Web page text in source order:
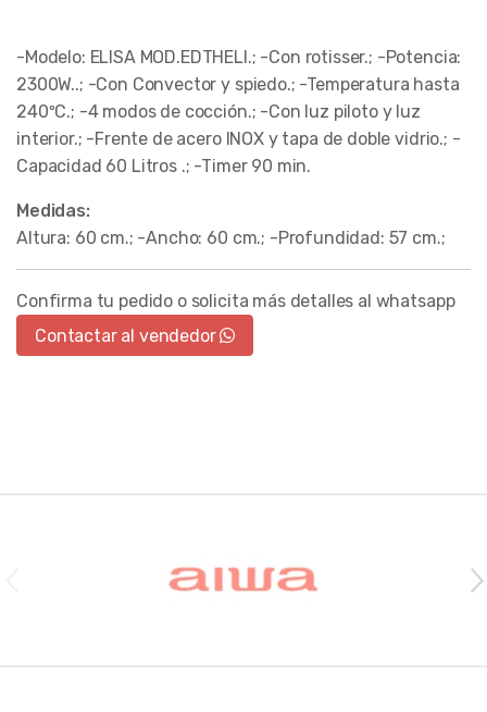
-Modelo: ELISA MOD.EDTHELI.; -Con rotisser.; -Potencia:
2300W..; -Con Convector y spiedo.; -Temperatura hasta
240ºC.; -4 modos de cocción.; -Con luz piloto y luz
interior.; -Frente de acero INOX y tapa de doble vidrio.; -
Capacidad 60 Litros .; -Timer 90 min.
Medidas:
Altura: 60 cm.; -Ancho: 60 cm.; -Profundidad: 57 cm.;
Confirma tu pedido o solicita más detalles al whatsapp
Contactar al vendedor